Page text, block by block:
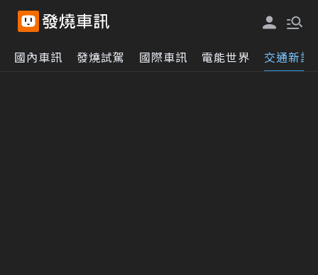
國內車訊 發燒試駕 國際車訊 電能世界 交通新訊